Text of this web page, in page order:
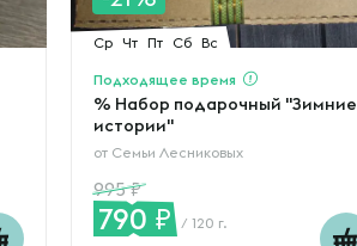
Ср Чт Пт Сб Вс
Подходящее время
% Набор подарочный "Зимние
истории"
от Семьи Лесниковых
995
790 / 120 г.